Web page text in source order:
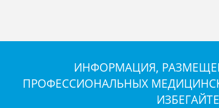
ИНФОРМАЦИЯ,
ПРОФЕССИОНАЛЬНЫХ